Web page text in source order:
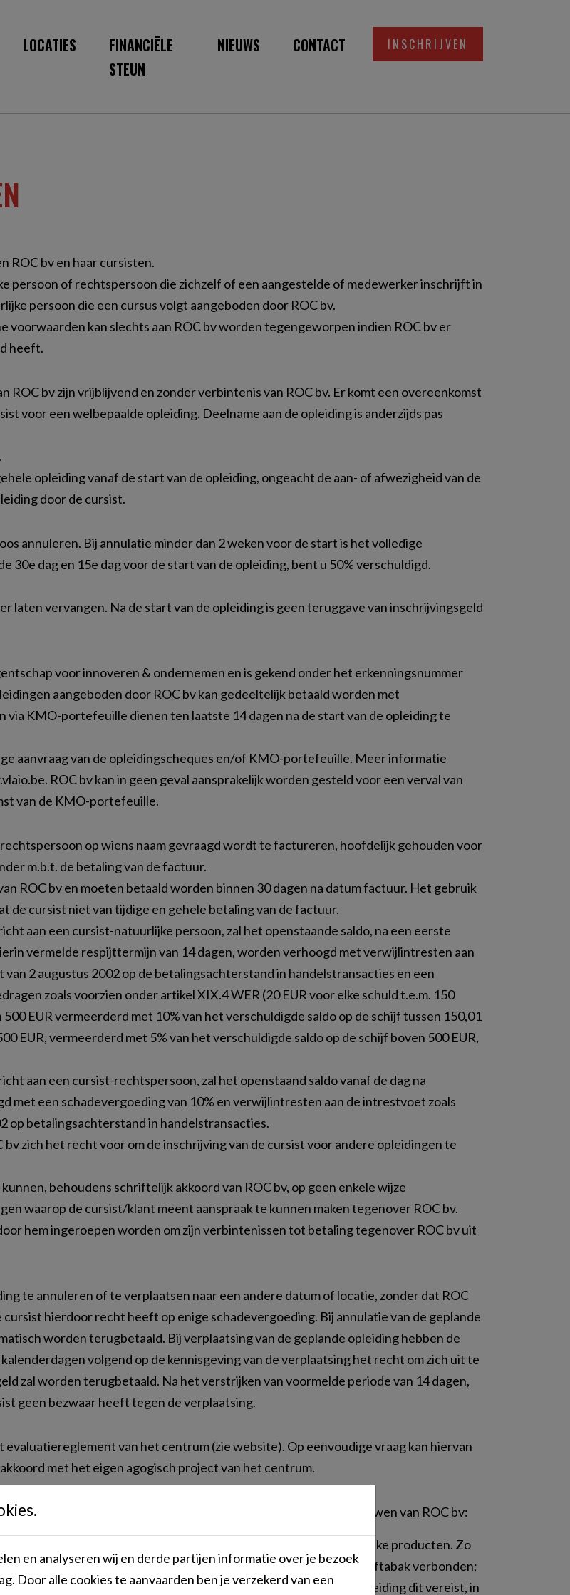
LOCATIES
FINANCIËLE
STEUN
NIEUWS CONTACT INSCHRIJVEN
ROC bv en haar cursisten.
persoon of rechtspersoon die zichzelf of een aangestelde of medewerker inschrijft in
persoon die een cursus volgt aangeboden door ROC bv.
voorwaarden kan slechts aan ROC bv worden tegengeworpen indien ROC bv er
heeft.
bv zijn vrijblijvend en zonder verbintenis van ROC bv. Er komt een overeenkomst
voor een welbepaalde opleiding. Deelname aan de opleiding is anderzijds pas
opleiding vanaf de start van de opleiding, ongeacht de aan- of afwezigheid van de
door de cursist.
annuleren. Bij annulatie minder dan 2 weken voor de start is het volledige
30e dag en 15e dag voor de start van de opleiding, bent u 50% verschuldigd.
laten vervangen. Na de start van de opleiding is geen teruggave van inschrijvingsgeld
voor innoveren & ondernemen en is gekend onder het erkenningsnummer
aangeboden door ROC bv kan gedeeltelijk betaald worden met
KMO-portefeuille dienen ten laatste 14 dagen na de start van de opleiding te
aanvraag van de opleidingscheques en/of KMO-portefeuille. Meer informatie
ROC bv kan in geen geval aansprakelijk worden gesteld voor een verval van
van de KMO-portefeuille.
op wiens naam gevraagd wordt te factureren, hoofdelijk gehouden voor
m.b.t. de betaling van de factuur.
ROC bv en moeten betaald worden binnen 30 dagen na datum factuur. Het gebruik
cursist niet van tijdige en gehele betaling van de factuur.
aan een cursist-natuurlijke persoon, zal het openstaande saldo, na een eerste
vermelde respijttermijn van 14 dagen, worden verhoogd met verwijlintresten aan
2 augustus 2002 op de betalingsachterstand in handelstransacties en een
zoals voorzien onder artikel XIX.4 WER (20 EUR voor elke schuld t.e.m. 150
500 EUR vermeerderd met 10% van het verschuldigde saldo op de schijf tussen 150,01
EUR, vermeerderd met 5% van het verschuldigde saldo op de schijf boven 500 EUR,
aan een cursist-rechtspersoon, zal het openstaand saldo vanaf de dag na
met een schadevergoeding van 10% en verwijlintresten aan de intrestvoet zoals
op betalingsachterstand in handelstransacties.
zich het recht voor om de inschrijving van de cursist voor andere opleidingen te
behoudens schriftelijk akkoord van ROC bv, op geen enkele wijze
waarop de cursist/klant meent aanspraak te kunnen maken tegenover ROC bv.
hem ingeroepen worden om zijn verbintenissen tot betaling tegenover ROC bv uit
te annuleren of te verplaatsen naar een andere datum of locatie, zonder dat ROC
hierdoor recht heeft op enige schadevergoeding. Bij annulatie van de geplande
worden terugbetaald. Bij verplaatsing van de geplande opleiding hebben de
volgend op de kennisgeving van de verplaatsing het recht om zich uit te
zal worden terugbetaald. Na het verstrijken van voormelde periode van 14 dagen,
geen bezwaar heeft tegen de verplaatsing.
van het centrum (zie website). Op eenvoudige vraag kan hiervan
met het eigen agogisch project van het centrum.
houden gelden volgende huishoudelijke regels binnen de gebouwen van ROC bv:
verbod op het roken van producten op basis van tabak of soortgelijke producten. Zo
elektronische sigaretten, shisha pen, heatstick en pruim- of snuiftabak verbonden;
tijdens de lessen (tenzij het voorwerp van de te volgen opleiding dit vereist, in
en analyseren wij en derde partijen informatie over je bezoek
Door alle cookies te aanvaarden ben je verzekerd van een